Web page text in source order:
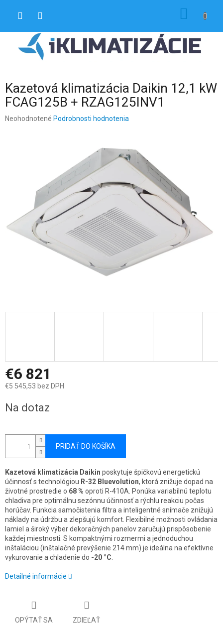
Kazetová klimatizácia Daikin 12,1 kW
FCAG125B + RZAG125INV1
Priemerné
Neohodnotené Podrobnosti hodnotenia
€6 821
€5 545,53 bez DPH
cena:
Na dotaz
PRIDAŤ DO KOŠÍKA
Kazetová klimatizácia Daikin poskytuje špičkovú energetickú
účinnosť s technológiou R-32 Bluevolution, ktorá znižuje dopad na
životné prostredie o 68 % oproti R-410A. Ponúka variabilnú teplotu
chladiva pre optimálnu sezónnu účinnosť a rýchlu reakciu počas
horúčav. Funkcia samočistenia filtra a inteligentné snímače znižujú
náklady na údržbu a zlepšujú komfort. Flexibilné možnosti ovládania
lamiel a široký výber dekoračných panelov zaručujú prispôsobenie
každej miestnosti. S kompaktnými rozmermi a jednoduchou
inštaláciou (inštalačné prevýšenie 214 mm) je ideálna na efektívne
vykurovanie a chladenie do -20 °C.
Detailné informácie
OPÝTAŤ SA ZDIEĽAŤ